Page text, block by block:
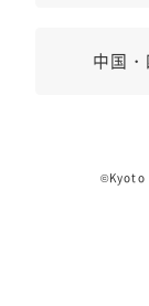
中国
©Kyoto